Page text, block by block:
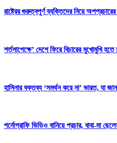
রাষ্ট্রের গুরুত্বপূর্ণ ব্যক্তিদের নিয়ে
শর্তসাপেক্ষে’ দেশে ফিরে বিচারের মুখোমুখি হতে
হাসিনার বক্তব্য ‘সমর্থন করে না’ ভারত, যা
পর্নোগ্রাফি ভিডিও বানিয়ে প্রচার, বাবা-মা